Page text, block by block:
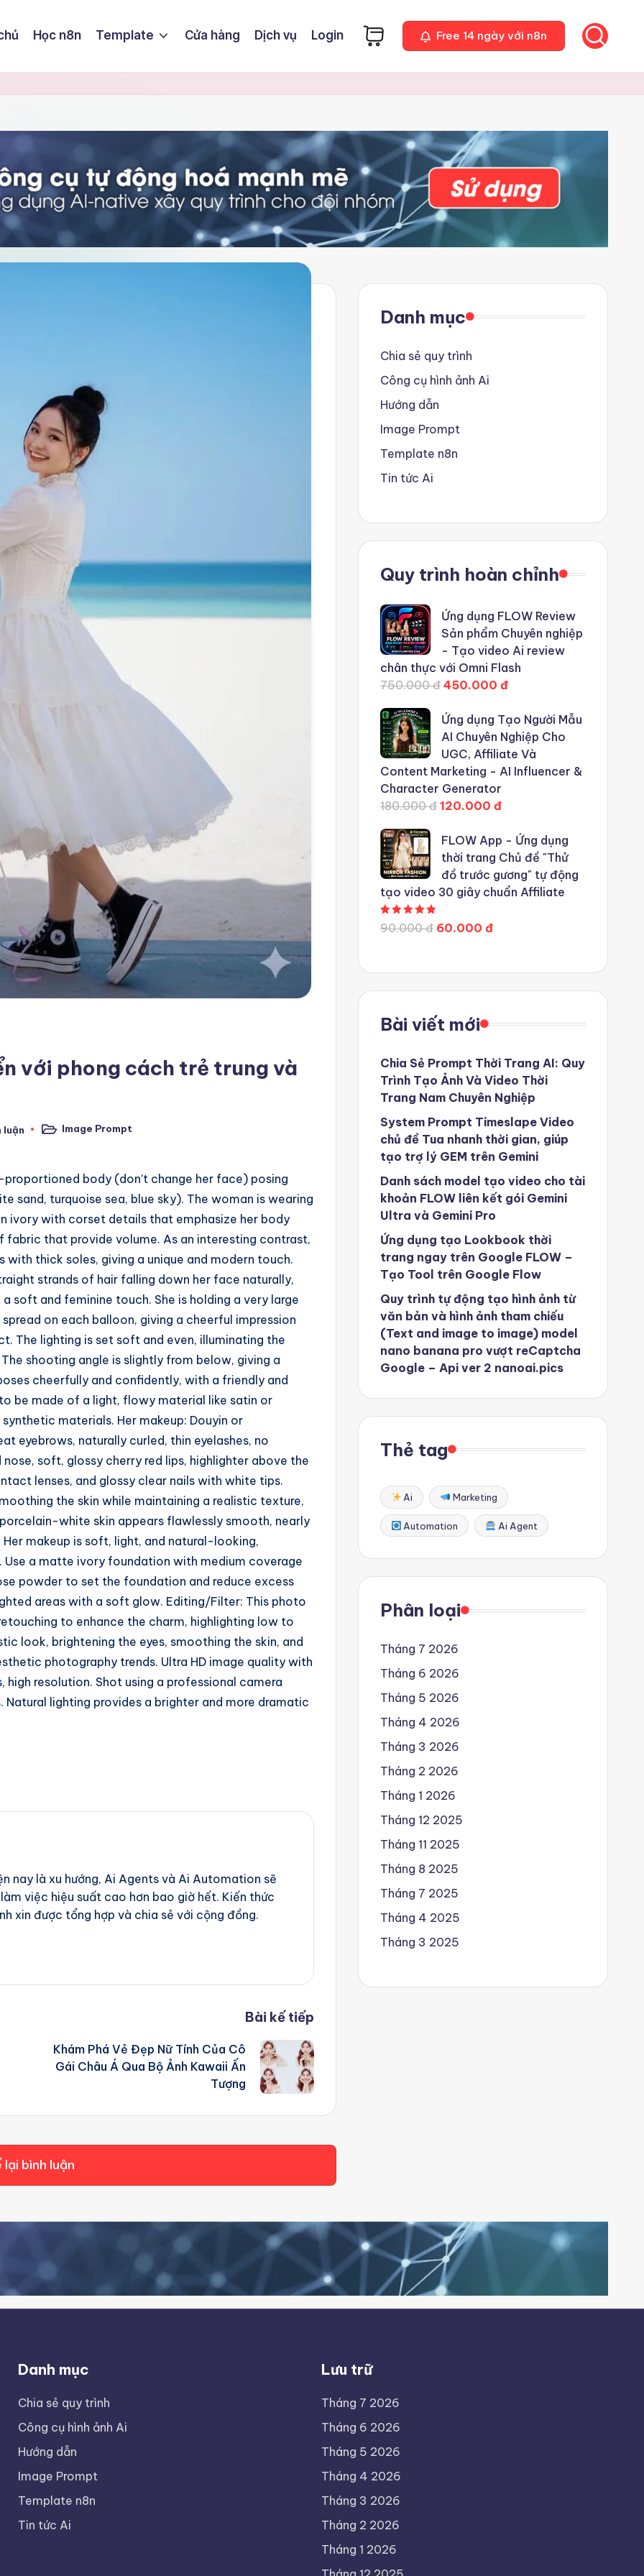
Học n8n Template Cửa hàng Dịch vụ Login Free 14 ngày với n8n
với phong cách trẻ trung và
luận
PostedImage Prompt
body (don’t change her face) posing
sand, turquoise sea, blue sky). The woman is wearing
ivory with corset details that emphasize her body
fabric that provide volume. As an interesting contrast,
with thick soles, giving a unique and modern touch.
strands of hair falling down her face naturally,
soft and feminine touch. She is holding a very large
on each balloon, giving a cheerful impression
The lighting is set soft and even, illuminating the
shooting angle is slightly from below, giving a
cheerfully and confidently, with a friendly and
be made of a light, flowy material like satin or
materials. Her makeup: Douyin or
eyebrows, naturally curled, thin eyelashes, no
soft, glossy cherry red lips, highlighter above the
lenses, and glossy clear nails with white tips.
the skin while maintaining a realistic texture,
white skin appears flawlessly smooth, nearly
makeup is soft, light, and natural-looking,
a matte ivory foundation with medium coverage
powder to set the foundation and reduce excess
areas with a soft glow. Editing/Filter: This photo
to enhance the charm, highlighting low to
look, brightening the eyes, smoothing the skin, and
photography trends. Ultra HD image quality with
resolution. Shot using a professional camera
Natural lighting provides a brighter and more dramatic
nay là xu hướng, Ai Agents và Ai Automation sẽ
việc hiệu suất cao hơn bao giờ hết. Kiến thức
xin được tổng hợp và chia sẻ với cộng đồng.
Bài kế tiếp
Khám Phá Vẻ Đẹp Nữ Tính Của Cô
Gái Châu Á Qua Bộ Ảnh Kawaii Ấn
Tượng
bình luận
Danh mục
Chia sẻ quy trình
Công cụ hình ảnh Ai
Hướng dẫn
Image Prompt
Template n8n
Tin tức Ai
Quy trình hoàn chỉnh
Ứng dụng FLOW Review
Sản phẩm Chuyên nghiệp
- Tạo video Ai review
chân thực với Omni Flash
750.000 đ 450.000 đ
Ứng dụng Tạo Người Mẫu
AI Chuyên Nghiệp Cho
UGC, Affiliate Và
Content Marketing - AI Influencer &
Character Generator
180.000 đ 120.000 đ
FLOW App - Ứng dụng
thời trang Chủ đề "Thử
đồ trước gương" tự động
tạo video 30 giây chuẩn Affiliate
90.000 đ 60.000 đ
Bài viết mới
Chia Sẻ Prompt Thời Trang AI: Quy
Trình Tạo Ảnh Và Video Thời
Trang Nam Chuyên Nghiệp
System Prompt Timeslape Video
chủ đề Tua nhanh thời gian, giúp
tạo trợ lý GEM trên Gemini
Danh sách model tạo video cho tài
khoản FLOW liên kết gói Gemini
Ultra và Gemini Pro
Ứng dụng tạo Lookbook thời
trang ngay trên Google FLOW –
Tạo Tool trên Google Flow
Quy trình tự động tạo hình ảnh từ
văn bản và hình ảnh tham chiếu
(Text and image to image) model
nano banana pro vượt reCaptcha
Google – Api ver 2 nanoai.pics
Thẻ tag
Ai Marketing
Automation Ai Agent
Phân loại
Tháng 7 2026
Tháng 6 2026
Tháng 5 2026
Tháng 4 2026
Tháng 3 2026
Tháng 2 2026
Tháng 1 2026
Tháng 12 2025
Tháng 11 2025
Tháng 8 2025
Tháng 7 2025
Tháng 4 2025
Tháng 3 2025
Danh mục
Chia sẻ quy trình
Công cụ hình ảnh Ai
Hướng dẫn
Image Prompt
Template n8n
Tin tức Ai
Lưu trữ
Tháng 7 2026
Tháng 6 2026
Tháng 5 2026
Tháng 4 2026
Tháng 3 2026
Tháng 2 2026
Tháng 1 2026